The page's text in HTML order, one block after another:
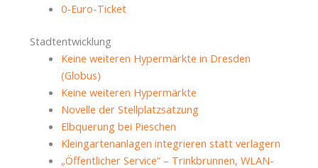
0-Euro-Ticket
Stadtentwicklung
Keine weiteren Hypermärkte in Dresden
(Globus)
Keine weiteren Hypermärkte
Novelle der Stellplatzsatzung
Elbquerung bei Pieschen
Kleingartenanlagen integrieren statt verlagern
„Öffentlicher Service“ – Trinkbrunnen, WLAN-